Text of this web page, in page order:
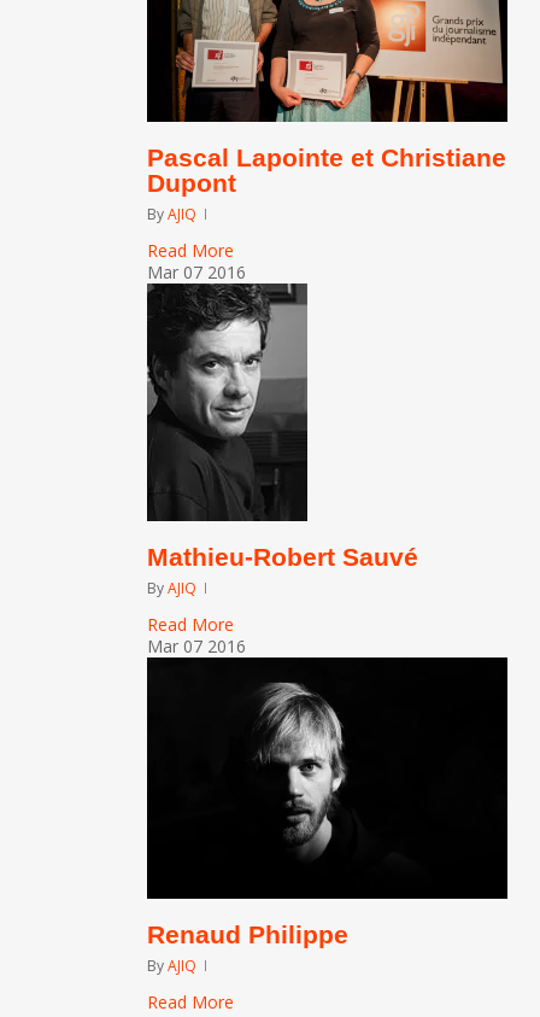
Pascal Lapointe et Christiane
Dupont
ByAJIQ
Read More
Mar 07 2016
Mathieu-Robert Sauvé
ByAJIQ
Read More
Mar 07 2016
Renaud Philippe
ByAJIQ
Read More